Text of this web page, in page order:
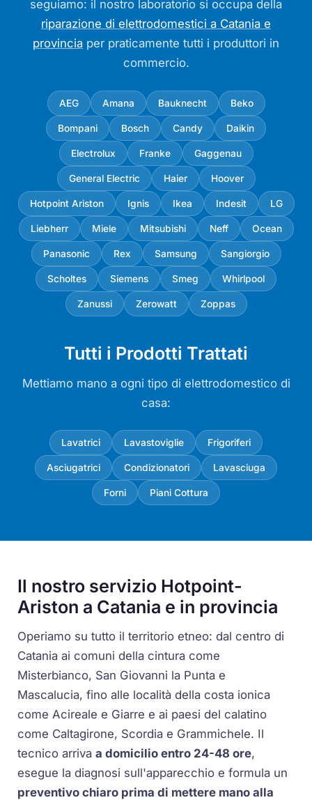
seguiamo: il nostro laboratorio si occupa della
riparazione di elettrodomestici a Catania e
provincia per praticamente tutti i produttori in
commercio.
AEG Amana Bauknecht Beko
Bompani Bosch Candy Daikin
Electrolux Franke Gaggenau
General Electric Haier Hoover
Hotpoint Ariston Ignis Ikea Indesit LG
Liebherr Miele Mitsubishi Neff Ocean
Panasonic Rex Samsung Sangiorgio
Scholtes Siemens Smeg Whirlpool
Zanussi Zerowatt Zoppas
Tutti i Prodotti Trattati
Mettiamo mano a ogni tipo di elettrodomestico di
casa:
Lavatrici Lavastoviglie Frigoriferi
Asciugatrici Condizionatori Lavasciuga
Forni Piani Cottura
Il nostro servizio Hotpoint-
Ariston a Catania e in provincia
Operiamo su tutto il territorio etneo: dal centro di
Catania ai comuni della cintura come
Misterbianco, San Giovanni la Punta e
Mascalucia, fino alle località della costa ionica
come Acireale e Giarre e ai paesi del calatino
come Caltagirone, Scordia e Grammichele. Il
tecnico arrivaa domicilio entro 24-48 ore,
esegue la diagnosi sull'apparecchio e formula un
preventivo chiaro prima di mettere mano alla